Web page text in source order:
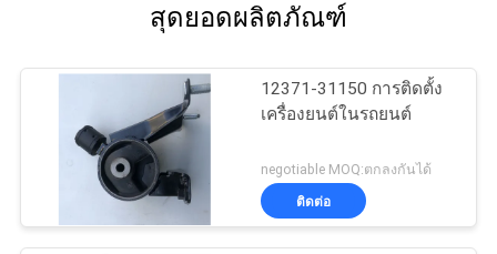
สุดยอดผลิตภัณฑ์
12371-31150 การติดตั้ง
เครื่องยนต์ในรถยนต์
negotiable MOQ:ตกลงกันได้
ติดต่อ